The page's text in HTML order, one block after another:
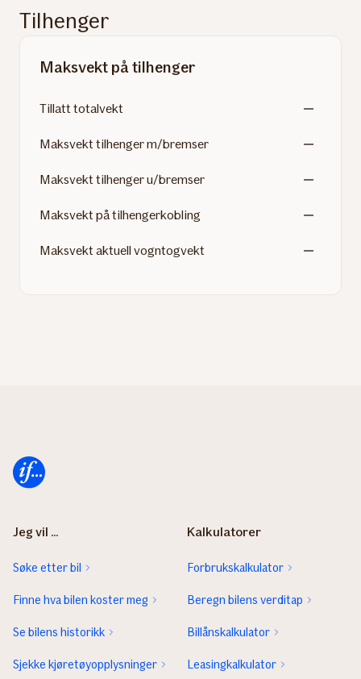
Tilhenger
Maksvekt på tilhenger
Tillatt totalvekt
Maksvekt tilhenger m/bremser
Maksvekt tilhenger u/bremser
Maksvekt på tilhengerkobling
Maksvekt aktuell vogntogvekt
Forsiden
Jeg vil ...
Søke etter bil
Finne hva bilen koster meg
Se bilens historikk
Sjekke kjøretøyopplysninger
Kalkulatorer
Forbrukskalkulator
Beregn bilens verditap
Billånskalkulator
Leasingkalkulator